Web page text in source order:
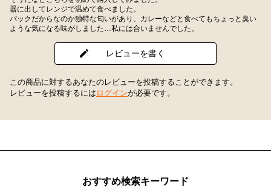
器に出してレンジで温めて食べました。
パックだからなのか独特な匂いがあり、カレーなどと食べてもちょっと臭い
ような気になる味がしました…私には合いませんでした。
レビューを書く
この商品に対するあなたのレビューを投稿することができます。
レビューを投稿するには ログインが必要です。
おすすめ検索キーワード